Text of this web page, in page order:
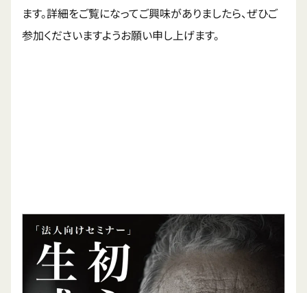
ます。詳細をご覧になってご興味がありましたら、ぜひご
参加くださいますようお願い申し上げます。